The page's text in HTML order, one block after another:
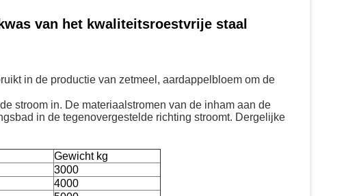
van het kwaliteitsroestvrije staal
in de productie van zetmeel, aardappelbloem om de
stroom in. De materiaalstromen van de inham aan de
in de tegenovergestelde richting stroomt. Dergelijke
Gewicht kg
3000
4000